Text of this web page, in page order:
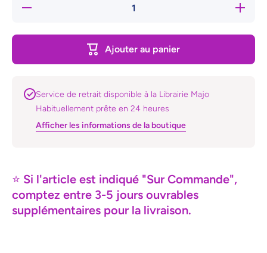
Réduire la
Ajouter au panier
Service de retrait disponible à la Librairie Majo
Habituellement prête en 24 heures
Afficher les informations de la boutique
⭐ Si l'article est indiqué "Sur Commande",
comptez entre 3-5 jours ouvrables
supplémentaires pour la livraison.